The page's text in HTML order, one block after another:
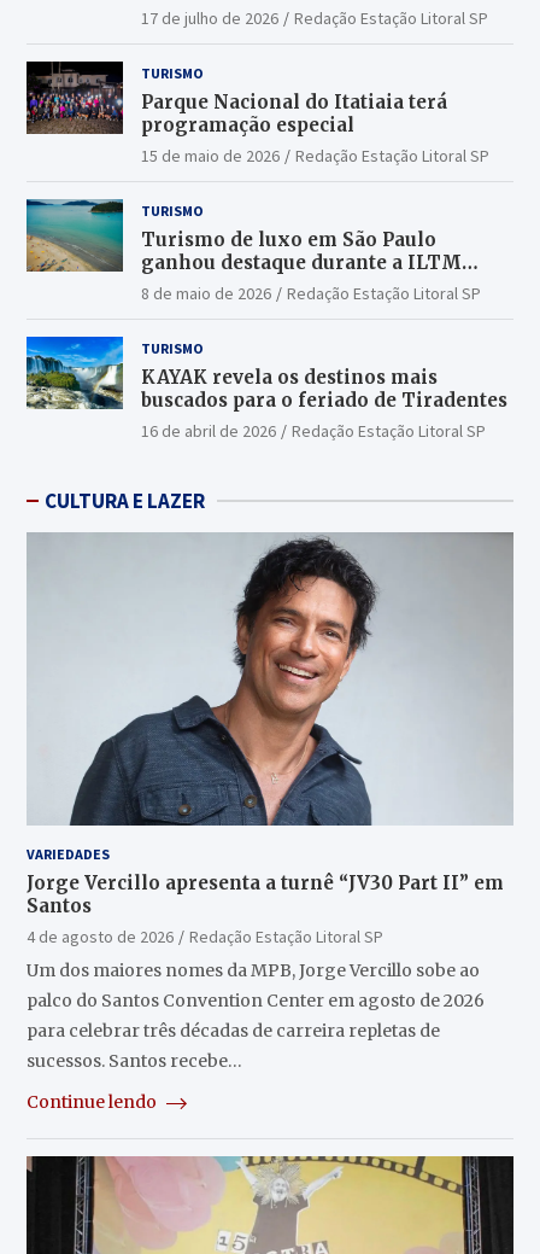
17 de julho de 2026 Redação Estação Litoral SP
TURISMO
Parque Nacional do Itatiaia terá
programação especial
15 de maio de 2026 Redação Estação Litoral SP
TURISMO
Turismo de luxo em São Paulo
ganhou destaque durante a ILTM
Latin America 2026
8 de maio de 2026 Redação Estação Litoral SP
TURISMO
KAYAK revela os destinos mais
buscados para o feriado de Tiradentes
16 de abril de 2026 Redação Estação Litoral SP
CULTURA E LAZER
VARIEDADES
Jorge Vercillo apresenta a turnê “JV30 Part II” em
Santos
4 de agosto de 2026
Redação Estação Litoral SP
Um dos maiores nomes da MPB, Jorge Vercillo sobe ao
palco do Santos Convention Center em agosto de 2026
para celebrar três décadas de carreira repletas de
sucessos. Santos recebe…
Continue lendo